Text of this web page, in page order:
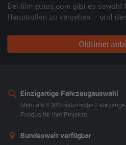
Bei film-autos.com gibt es sowohl
Hauptrollen zu vergeben – und
Oldtimer
Einzigartige Fahrzeugauswahl
Mehr als 4.300 historische
Fundus für Ihre Projekte.
Bundesweit verfügbar